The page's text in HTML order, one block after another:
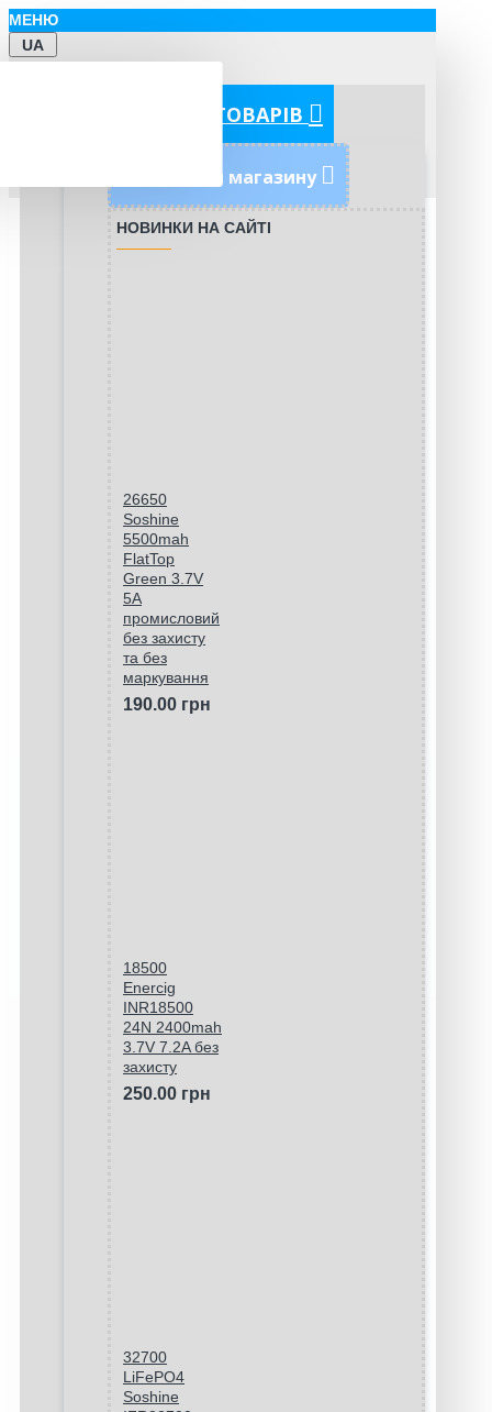
МЕНЮ
UA
КАТЕГОРІЇ ТОВАРІВ
Новинки магазину
НОВИНКИ НА САЙТІ
26650
Soshine
5500mah
FlatTop
Green 3.7V
5A
промисловий
без захисту
та без
маркування
190.00 грн
18500
Enercig
INR18500
24N 2400mah
3.7V 7.2A без
захисту
250.00 грн
32700
LiFePO4
Soshine